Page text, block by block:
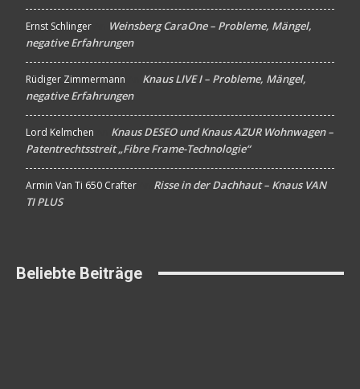
Ernst Schlinger
Weinsberg CaraOne – Probleme, Mängel,
negative Erfahrungen
Rüdiger Zimmermann
Knaus LIVE I – Probleme, Mängel,
negative Erfahrungen
Lord Kelmchen
Knaus DESEO und Knaus AZUR Wohnwagen –
Patentrechtsstreit „Fibre Frame-Technologie“
Armin Van Ti 650 Crafter
Risse in der Dachhaut – Knaus VAN
TI PLUS
Beliebte Beiträge